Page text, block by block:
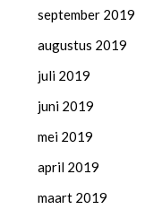
september 2019
augustus 2019
juli 2019
juni 2019
mei 2019
april 2019
maart 2019